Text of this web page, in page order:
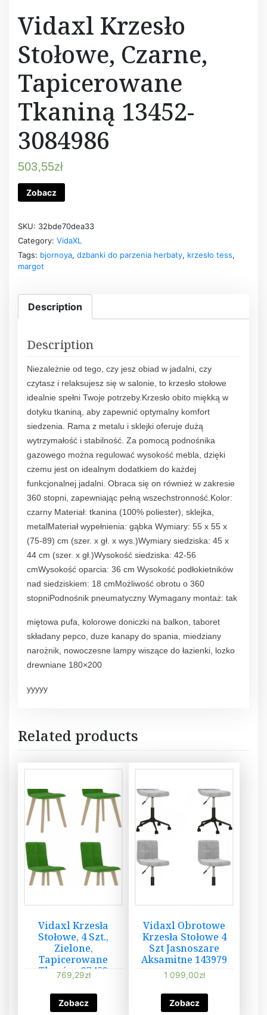
Vidaxl Krzesło
Stołowe, Czarne,
Tapicerowane
Tkaniną 13452-
3084986
503,55zł
Zobacz
SKU: 32bde70dea33
Category: VidaXL
Tags: bjornoya, dzbanki do parzenia herbaty, krzesło tess,
margot
Description
Description
Niezależnie od tego, czy jesz obiad w jadalni, czy
czytasz i relaksujesz się w salonie, to krzesło stołowe
idealnie spełni Twoje potrzeby.Krzesło obito miękką w
dotyku tkaniną, aby zapewnić optymalny komfort
siedzenia. Rama z metalu i sklejki oferuje dużą
wytrzymałość i stabilność. Za pomocą podnośnika
gazowego można regulować wysokość mebla, dzięki
czemu jest on idealnym dodatkiem do każdej
funkcjonalnej jadalni. Obraca się on również w zakresie
360 stopni, zapewniając pełną wszechstronność.Kolor:
czarny Materiał: tkanina (100% poliester), sklejka,
metalMateriał wypełnienia: gąbka Wymiary: 55 x 55 x
(75-89) cm (szer. x gł. x wys.)Wymiary siedziska: 45 x
44 cm (szer. x gł.)Wysokość siedziska: 42-56
cmWysokość oparcia: 36 cm Wysokość podłokietników
nad siedziskiem: 18 cmMożliwość obrotu o 360
stopniPodnośnik pneumatyczny Wymagany montaż: tak
miętowa pufa, kolorowe doniczki na balkon, taboret
składany pepco, duze kanapy do spania, miedziany
narożnik, nowoczesne lampy wiszące do łazienki, lozko
drewniane 180×200
yyyyy
Related products
Vidaxl Krzesła
Stołowe, 4 Szt.,
Zielone,
Tapicerowane
Tkaniną 37453
769,29zł
Zobacz
Vidaxl Obrotowe
Krzesła Stołowe 4
Szt Jasnoszare
Aksamitne 143979
1 099,00zł
Zobacz